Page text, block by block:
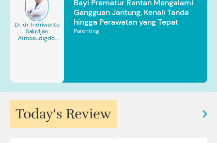
Dr. dr. Indriwanto
Sakidjan
Atmosudigdo,
Bayi Prematur Rentan Mengalami
Gangguan Jantung, Kenali Tanda
hingga Perawatan yang Tepat
Parenting
Today's Review